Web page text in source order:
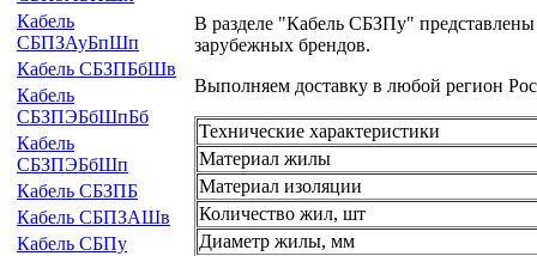
Кабель
СБПЗАуБпШп
Кабель СБЗПБбШв
Кабель
СБЗПЭБбШпБб
Кабель
СБЗПЭБбШп
Кабель СБЗПБ
Кабель СБПЗАШв
Кабель СБПу
В разделе "Кабель СБЗПу"
зарубежных брендов.
Выполняем доставку в любой регион
Технические характеристики
Материал жилы
Материал изоляции
Количество жил, шт
Диаметр жилы, мм